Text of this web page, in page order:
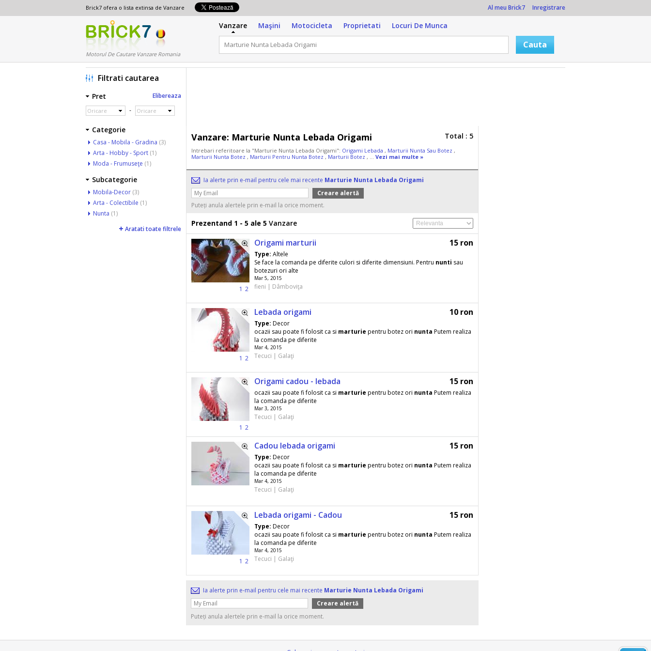
Brick7 ofera o lista extinsa de Vanzare Al meu Brick7 Inregistrare
Motorul De Cautare Vanzare Romania
Vanzare Maşini Motocicleta Proprietati Locuri De Munca
Vanzare: Marturie Nunta Lebada Origami Total : 5
Intrebari referitoare la "Marturie Nunta Lebada Origami": Origami Lebada , Marturii Nunta Sau Botez ,
Marturii Nunta Botez , Marturii Pentru Nunta Botez , Marturii Botez , ... Vezi mai multe »
Ia alerte prin e-mail pentru cele mai recente Marturie Nunta Lebada Origami
Puteți anula alertele prin e-mail la orice moment.
Prezentand 1 - 5 ale 5 Vanzare
1 2
Origami marturii 15 ron
Type: Altele
Se face la comanda pe diferite culori si diferite dimensiuni. Pentru nunti sau
botezuri ori alte
Mar 5, 2015
fieni | Dâmboviţa
1 2
Lebada origami 10 ron
Type: Decor
ocazii sau poate fi folosit ca si marturie pentru botez ori nunta Putem realiza
la comanda pe diferite
Mar 4, 2015
Tecuci | Galaţi
1 2
Origami cadou - lebada 15 ron
ocazii sau poate fi folosit ca si marturie pentru botez ori nunta Putem realiza
la comanda pe diferite
Mar 3, 2015
Tecuci | Galaţi
Cadou lebada origami 15 ron
Type: Decor
ocazii sau poate fi folosit ca si marturie pentru botez ori nunta Putem realiza
la comanda pe diferite
Mar 4, 2015
Tecuci | Galaţi
1 2
Lebada origami - Cadou 15 ron
Type: Decor
ocazii sau poate fi folosit ca si marturie pentru botez ori nunta Putem realiza
la comanda pe diferite
Mar 4, 2015
Tecuci | Galaţi
Ia alerte prin e-mail pentru cele mai recente Marturie Nunta Lebada Origami
Puteți anula alertele prin e-mail la orice moment.
Filtrati cautarea
Pret Elibereaza
Oricare - Oricare
Categorie
Casa - Mobila - Gradina (3)
Arta - Hobby - Sport (1)
Moda - Frumuseţe (1)
Subcategorie
Mobila-Decor (3)
Arta - Colectibile (1)
Nunta (1)
Aratati toate filtrele